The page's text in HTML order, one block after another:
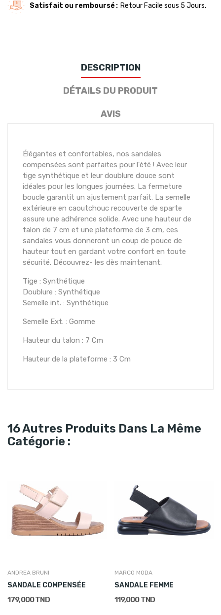
Satisfait ou remboursé Retour Facile sous 5 Jours.
DESCRIPTION
DÉTAILS DU PRODUIT
AVIS
Élégantes et confortables, nos sandales
compensées sont parfaites pour l'été ! Avec leur
tige synthétique et leur doublure douce sont
idéales pour les longues journées. La fermeture
boucle garantit un ajustement parfait. La semelle
extérieure en caoutchouc recouverte de sparte
assure une adhérence solide. Avec une hauteur de
talon de 7 cm et une plateforme de 3 cm, ces
sandales vous donneront un coup de pouce de
hauteur tout en gardant votre confort en toute
sécurité. Découvrez- les dès maintenant.
Tige : Synthétique
Doublure : Synthétique
Semelle int. : Synthétique
Semelle Ext. : Gomme
Hauteur du talon : 7 Cm
Hauteur de la plateforme : 3 Cm
16 Autres Produits Dans La Même
Catégorie :
ANDREA BRUNI
SANDALE COMPENSÉE
179,000 TND
MARCO MODA
SANDALE FEMME
119,000 TND